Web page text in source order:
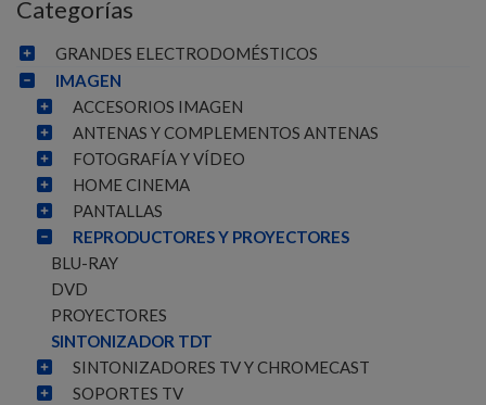
Categorías
GRANDES ELECTRODOMÉSTICOS
IMAGEN
ACCESORIOS IMAGEN
ANTENAS Y COMPLEMENTOS ANTENAS
FOTOGRAFÍA Y VÍDEO
HOME CINEMA
PANTALLAS
REPRODUCTORES Y PROYECTORES
BLU-RAY
DVD
PROYECTORES
SINTONIZADOR TDT
SINTONIZADORES TV Y CHROMECAST
SOPORTES TV